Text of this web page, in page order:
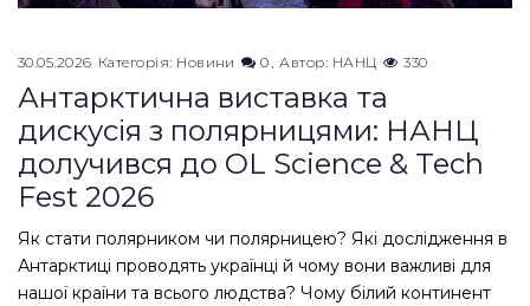
30.05.2026 Категорія: Новини 0 Автор: НАНЦ 330
Антарктична виставка та
дискусія з полярницями: НАНЦ
долучився до OL Science & Tech
Fest 2026
Як стати полярником чи полярницею? Які дослідження в
Антарктиці проводять українці й чому вони важливі для
нашої країни та всього людства? Чому білий континент